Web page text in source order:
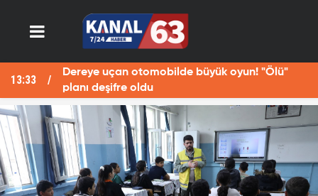
13:33
Dereye uçan otomobilde büyük oyun! "Ölü"
planı deşifre oldu